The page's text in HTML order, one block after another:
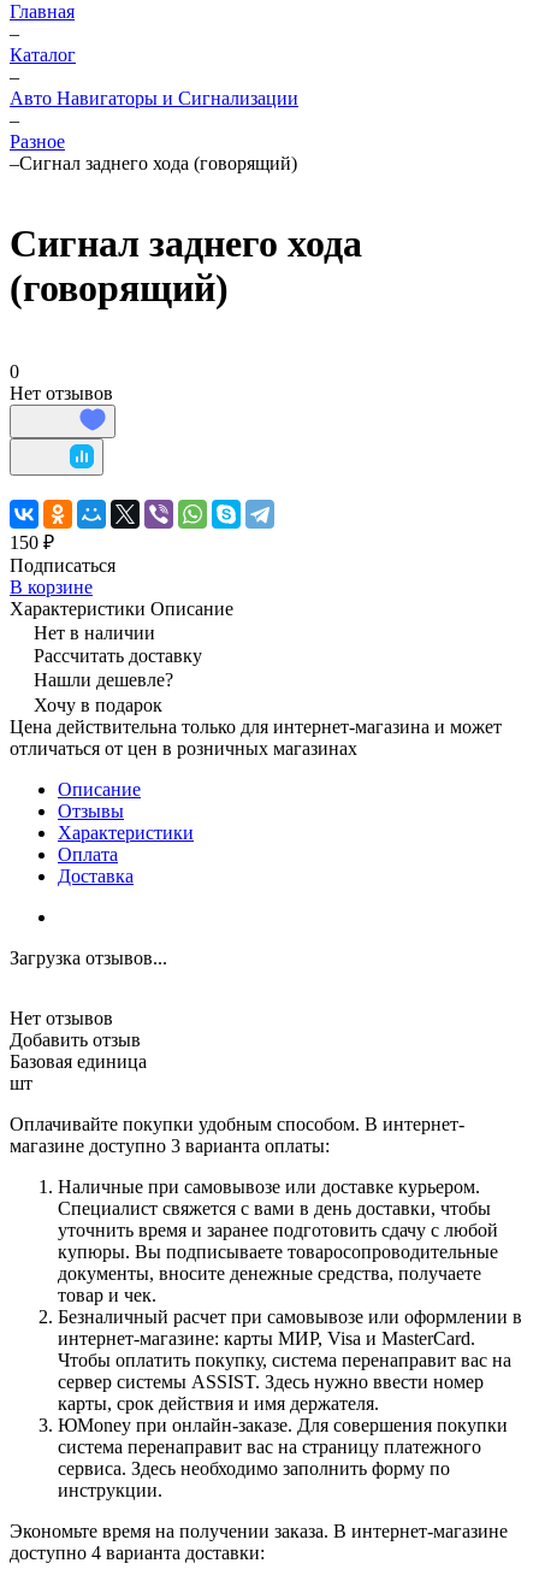
Главная
–
Каталог
–
Авто Навигаторы и Сигнализации
–
Разное
–Сигнал заднего хода (говорящий)
Сигнал заднего хода
(говорящий)
0
Нет отзывов
150 ₽
Подписаться
В корзине
Характеристики Описание
Нет в наличии
Рассчитать доставку
Нашли дешевле?
Хочу в подарок
Цена действительна только для интернет-магазина и может
отличаться от цен в розничных магазинах
Описание
Отзывы
Характеристики
Оплата
Доставка
Загрузка отзывов...
Нет отзывов
Добавить отзыв
Базовая единица
шт
Оплачивайте покупки удобным способом. В интернет-
магазине доступно 3 варианта оплаты:
Наличные при самовывозе или доставке курьером.
Специалист свяжется с вами в день доставки, чтобы
уточнить время и заранее подготовить сдачу с любой
купюры. Вы подписываете товаросопроводительные
документы, вносите денежные средства, получаете
товар и чек.
Безналичный расчет при самовывозе или оформлении в
интернет-магазине: карты МИР, Visa и MasterCard.
Чтобы оплатить покупку, система перенаправит вас на
сервер системы ASSIST. Здесь нужно ввести номер
карты, срок действия и имя держателя.
ЮMoney при онлайн-заказе. Для совершения покупки
система перенаправит вас на страницу платежного
сервиса. Здесь необходимо заполнить форму по
инструкции.
Экономьте время на получении заказа. В интернет-магазине
доступно 4 варианта доставки: